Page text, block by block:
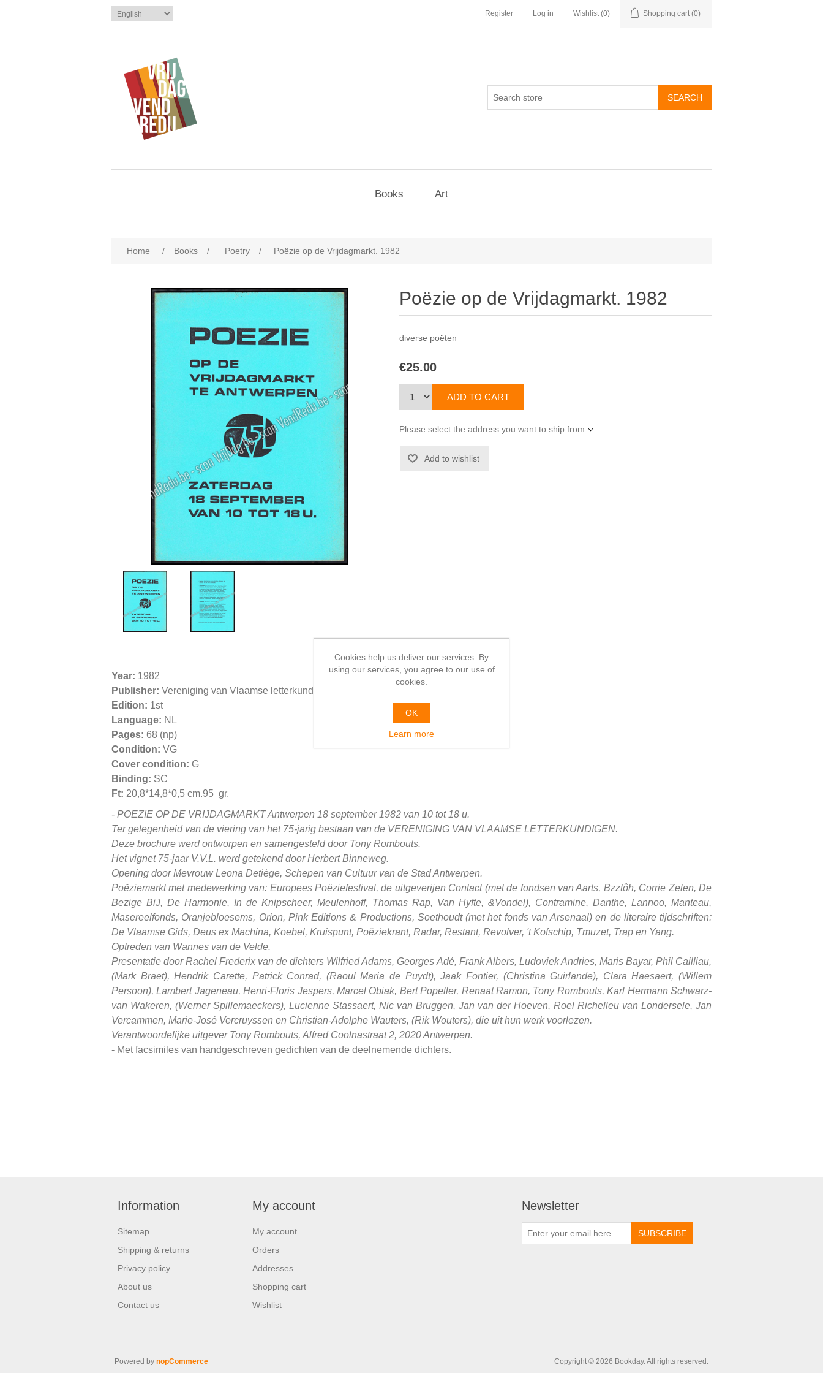
Register Log in Wishlist (0) Shopping cart (0)
Books Art
Home / Books / Poetry / Poëzie op de Vrijdagmarkt. 1982
Poëzie op de Vrijdagmarkt. 1982
diverse poëten
€25.00
Please select the address you want to ship from
Year: 1982
Publisher: Vereniging van Vlaamse letterkundigen, Antwerpen
Edition: 1st
Language: NL
Pages: 68 (np)
Condition: VG
Cover condition: G
Binding: SC
Ft: 20,8*14,8*0,5 cm.95 gr.
- POEZIE OP DE VRIJDAGMARKT Antwerpen 18 september 1982 van 10 tot 18 u.
Ter gelegenheid van de viering van het 75-jarig bestaan van de VERENIGING VAN VLAAMSE LETTERKUNDIGEN.
Deze brochure werd ontworpen en samengesteld door Tony Rombouts.
Het vignet 75-jaar V.V.L. werd getekend door Herbert Binneweg.
Opening door Mevrouw Leona Detiège, Schepen van Cultuur van de Stad Antwerpen.
Poëziemarkt met medewerking van: Europees Poëziefestival, de uitgeverijen Contact (met de fondsen van Aarts, Bzztôh, Corrie Zelen, De
Bezige BiJ, De Harmonie, In de Knipscheer, Meulenhoff, Thomas Rap, Van Hyfte, &Vondel), Contramine, Danthe, Lannoo, Manteau,
Masereelfonds, Oranjebloesems, Orion, Pink Editions & Productions, Soethoudt (met het fonds van Arsenaal) en de literaire tijdschriften:
De Vlaamse Gids, Deus ex Machina, Koebel, Kruispunt, Poëziekrant, Radar, Restant, Revolver, 't Kofschip, Tmuzet, Trap en Yang.
Optreden van Wannes van de Velde.
Presentatie door Rachel Frederix van de dichters Wilfried Adams, Georges Adé, Frank Albers, Ludoviek Andries, Maris Bayar, Phil Cailliau,
(Mark Braet), Hendrik Carette, Patrick Conrad, (Raoul Maria de Puydt), Jaak Fontier, (Christina Guirlande), Clara Haesaert, (Willem
Persoon), Lambert Jageneau, Henri-Floris Jespers, Marcel Obiak, Bert Popeller, Renaat Ramon, Tony Rombouts, Karl Hermann Schwarz-
van Wakeren, (Werner Spillemaeckers), Lucienne Stassaert, Nic van Bruggen, Jan van der Hoeven, Roel Richelleu van Londersele, Jan
Vercammen, Marie-José Vercruyssen en Christian-Adolphe Wauters, (Rik Wouters), die uit hun werk voorlezen.
Verantwoordelijke uitgever Tony Rombouts, Alfred Coolnastraat 2, 2020 Antwerpen.
- Met facsimiles van handgeschreven gedichten van de deelnemende dichters.
Information
Sitemap
Shipping & returns
Privacy policy
About us
Contact us
My account
My account
Orders
Addresses
Shopping cart
Wishlist
Newsletter
Copyright © 2026 Bookday. All rights reserved.
Powered by nopCommerce
Cookies help us deliver our services. By
using our services, you agree to our use of
cookies.
OK
Learn more